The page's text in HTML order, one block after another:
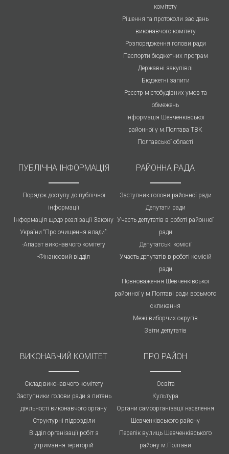
комітету
Рішення та протоколи засідань
виконавчого комітету
Розпорядження голови ради
Паспорти бюджетних програм
Державні закупівлі
Бюджетні запити
Реєстр містобудівних умов та
обмежень
Інформація Шевченківської
районної у м.Полтава ТВК
Полтавської області
ПУБЛIЧНА IНФОРМАЦІЯ
Порядок доступу до публічної
інформації
Інформація щодо реалізації Закону
України “Про очищення влади”:
-Апарат виконавчого комітету
-Фінансовий відділ
РАЙОННА РАДА
Заступник голови районної ради
Депутати ради
Участь депутатів в роботі районної
ради
Депутатські комісії
Участь депутатів в роботі комісій
ради
Повноваження Шевченківської
районної у м.Полтаві ради восьмого
скликання
Межі виборчих округів
Звіти депутатів
ВИКОНАВЧИЙ КОМІТЕТ
Склад виконавчого комітету
Заступники голови ради з питань
діяльності виконавчого органу
Структурні підрозділи
Відділ організації робіт з
утримання територій
ПРО РАЙОН
Освіта
Культура
Органи самоорганізації населення
Шевченківського району
Перелік вулиць Шевченківського
району м.Полтави